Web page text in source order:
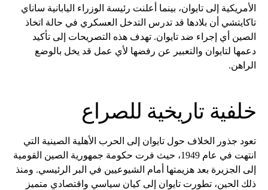
الأمريكية إلى تايوان، بينما أعلنت رئيسة الوزراء اليابانية ساناي
تاكايتشي أن بلادها قد تدرس التدخل العسكري في حالة اتخاذ
الصين أي إجراء ضد تايوان. تهدف هذه التصريحات إلى تأكيد
دعمها لتايوان والتعبير عن رفضها لأي عمل قد يخل بالوضع
الراهن.
خلفية تاريخية للصراع
تعود جذور الخلاف حول تايوان إلى الحرب الأهلية الصينية التي
انتهت في عام 1949، حيث فرت حكومة جمهورية الصين القومية
إلى الجزيرة بعد هزيمتها أمام الشيوعيين في البر الرئيسي. ومنذ
ذلك الحين، تطورت تايوان إلى كيان سياسي واقتصادي متميز